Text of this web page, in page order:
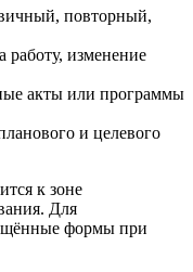
повторный,
работу, изменение
акты или программы
и целевого
к зоне
Для
формы при